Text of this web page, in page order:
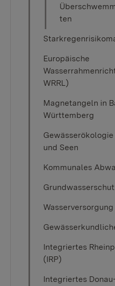
ten
Europäische
WRRL)
Magnetangeln in
Württemberg
Gewässerökologie
und Seen
Kommunales
Wasserversorgung
Integriertes
(IRP)
Integriertes